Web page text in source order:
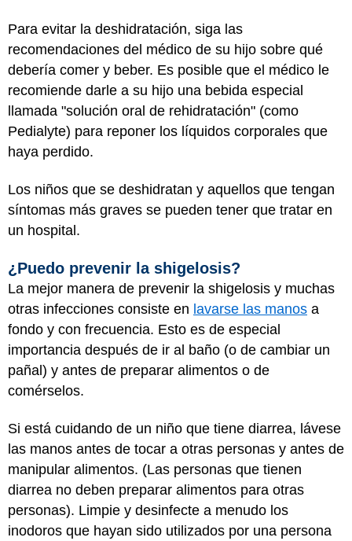
Para evitar la deshidratación, siga las
recomendaciones del médico de su hijo sobre qué
debería comer y beber. Es posible que el médico le
recomiende darle a su hijo una bebida especial
llamada "solución oral de rehidratación" (como
Pedialyte) para reponer los líquidos corporales que
haya perdido.
Los niños que se deshidratan y aquellos que tengan
síntomas más graves se pueden tener que tratar en
un hospital.
¿Puedo prevenir la shigelosis?
La mejor manera de prevenir la shigelosis y muchas
otras infecciones consiste en lavarse las manos a
fondo y con frecuencia. Esto es de especial
importancia después de ir al baño (o de cambiar un
pañal) y antes de preparar alimentos o de
comérselos.
Si está cuidando de un niño que tiene diarrea, lávese
las manos antes de tocar a otras personas y antes de
manipular alimentos. (Las personas que tienen
diarrea no deben preparar alimentos para otras
personas). Limpie y desinfecte a menudo los
inodoros que hayan sido utilizados por una persona